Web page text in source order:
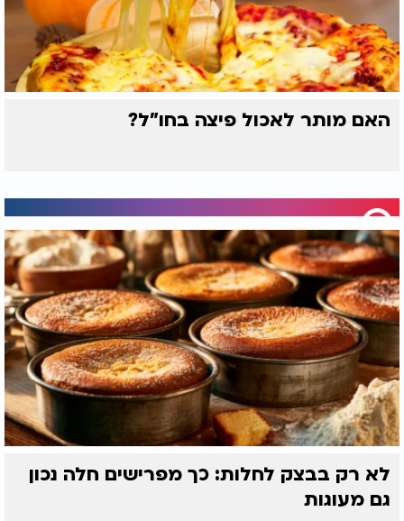
האם מותר לאכול פיצה בחו"ל?
לא רק בבצק לחלות: כך מפרישים חלה נכון
גם מעוגות